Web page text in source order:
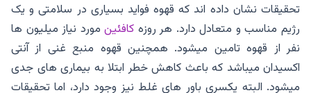
تحقیقات نشان داده اند که قهوه فواید بسیاری در سلامتی و یک
رژیم مناسب و متعادل دارد. هر روزه کافئینمورد نیاز میلیون ها
نفر از قهوه تامین میشود. همچنین قهوه منبع غنی از آنتی
اکسیدان میباشد که باعث کاهش خطر ابتلا به بیماری های جدی
میشود. البته یکسری باور های غلط نیز وجود دارد، اما تحقیقات